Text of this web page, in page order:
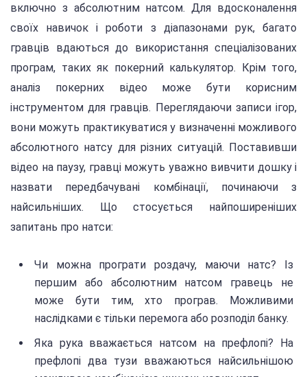
включно з абсолютним натсом. Для вдосконалення
своїх навичок і роботи з діапазонами рук, багато
гравців вдаються до використання спеціалізованих
програм, таких як покерний калькулятор. Крім того,
аналіз покерних відео може бути корисним
інструментом для гравців. Переглядаючи записи ігор,
вони можуть практикуватися у визначенні можливого
абсолютного натсу для різних ситуацій. Поставивши
відео на паузу, гравці можуть уважно вивчити дошку і
назвати передбачувані комбінації, починаючи з
найсильніших. Що стосується найпоширеніших
запитань про натси:
Чи можна програти роздачу, маючи натс? Із
першим або абсолютним натсом гравець не
може бути тим, хто програв. Можливими
наслідками є тільки перемога або розподіл банку.
Яка рука вважається натсом на префлопі? На
префлопі два тузи вважаються найсильнішою